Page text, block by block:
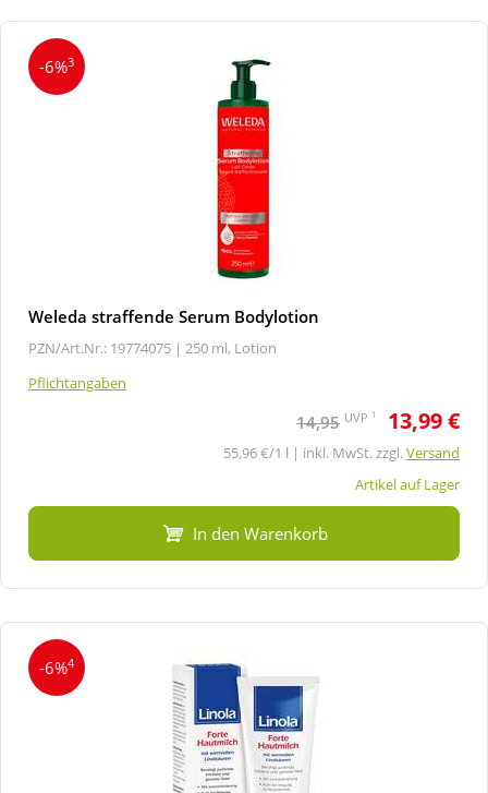
-6%3
Weleda straffende Serum Bodylotion
PZN/Art.Nr.: 19774075 | 250 ml, Lotion
Pflichtangaben
14,95 UVP 1 13,99 €
55,96 €/1 l | inkl. MwSt. zzgl.Versand
Artikel auf Lager
In den Warenkorb
-6%4